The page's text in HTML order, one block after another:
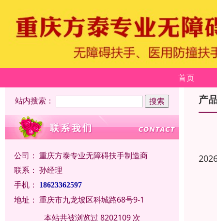
首页
站内搜索：
公司： 重庆方泰专业无障碍扶手制造商
联系： 孙经理
手机：
18623362597
地址： 重庆市九龙坡区科城路68号9-1
本站共被浏览过 8202109 次
产